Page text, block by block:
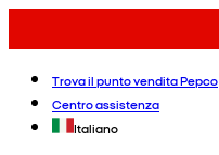
Trova il punto vendita Pepco
Centro assistenza
Italiano